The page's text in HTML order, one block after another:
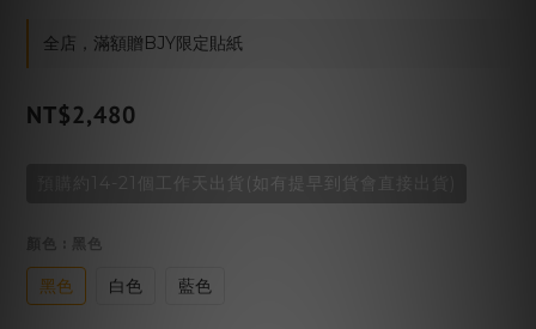
全店，滿額贈BJY限定貼紙
NT$2,480
預購約14-21個工作天出貨(如有提早到貨會直接出貨)
: 黑色
黑色 白色 藍色